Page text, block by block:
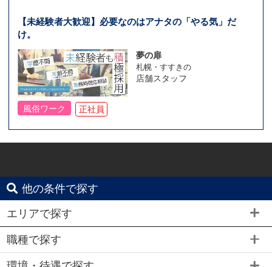
【未経験者大歓迎】必要なのはアナタの「やる気」だ
け。
夢の扉
札幌・すすきの
店舗スタッフ
風俗ワーク 正社員
他の条件で探す
エリアで探す
職種で探す